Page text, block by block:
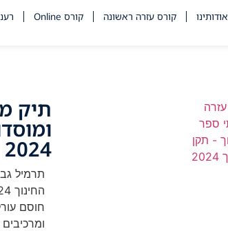
אודותינו קורס עזרה ראשונה קורס Online
תיק
2024
תרמיל
חוסם